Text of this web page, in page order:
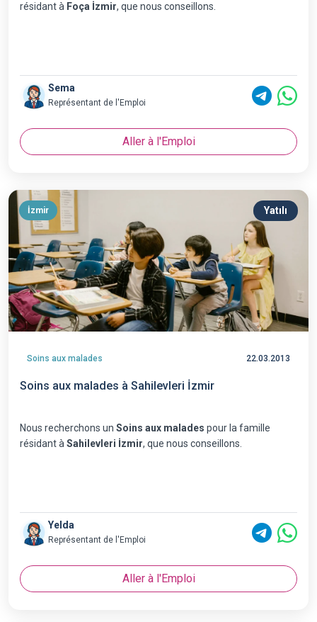
résidant à Foça İzmir, que nous conseillons.
Sema
Représentant de l'Emploi
Aller à l'Emploi
İzmir Yatılı
Soins aux malades 22.03.2013
Soins aux malades à Sahilevleri İzmir
Nous recherchons un Soins aux malades pour la famille
résidant à Sahilevleri İzmir, que nous conseillons.
Yelda
Représentant de l'Emploi
Aller à l'Emploi